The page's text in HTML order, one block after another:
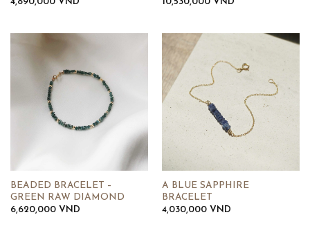
4,890,000 VND
10,530,000 VND
BEADED BRACELET –
GREEN RAW DIAMOND
6,620,000 VND
A BLUE SAPPHIRE
BRACELET
4,030,000 VND